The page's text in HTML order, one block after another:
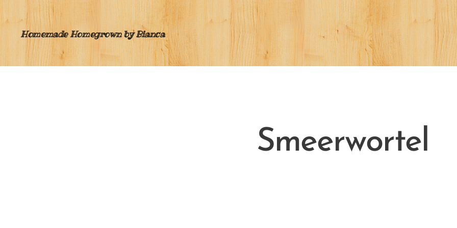
Homemade Homegrown by Bianca
Smeerwortel